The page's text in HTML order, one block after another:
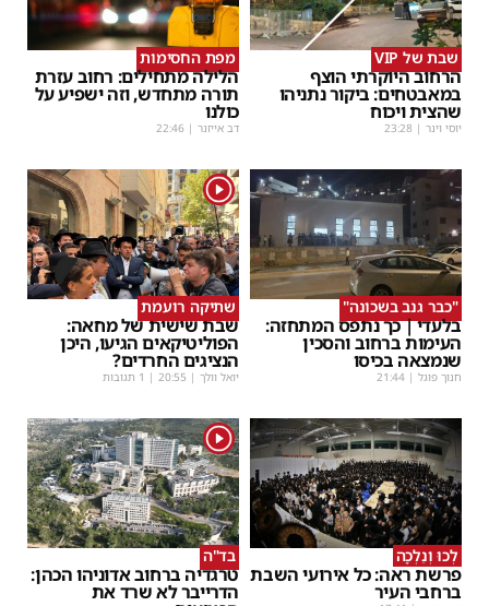
שבת של VIP
הרחוב היוקרתי הוצף
במאבטחים: ביקור נתניהו
שהצית ויכוח
יוסי וינר |
23:28
מפת החסימות
הלילה מתחילים: רחוב עזרת
תורה מתחדש, וזה ישפיע על
כולנו
דב אייזנר |
22:46
"כבר גנב בשכונה"
בלעדי | כך נתפס המתחזה:
העימות ברחוב והסכין
שנמצאה בכיסו
חנוך פוגל |
21:44
1
שתיקה רועמת
שבת שישית של מחאה:
הפוליטיקאים הגיעו, היכן
הנציגים החרדים?
יואל וולך |
20:55 | 1 תגובות
לְכוּ וְנֵלְכָה
פרשת ראה: כל אירועי השבת
ברחבי העיר
1
בד"ה
טרגדיה ברחוב אדוניהו הכהן:
הדרייבר לא שרד את